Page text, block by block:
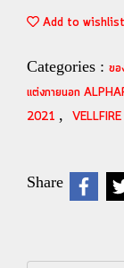
Add to wishlist
Categories : ข
แต่งภายนอก
2021 ,
Share